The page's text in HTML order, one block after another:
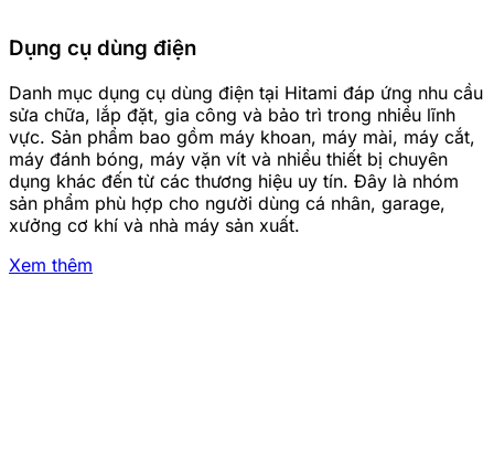
Dụng cụ dùng điện
Danh mục dụng cụ dùng điện tại Hitami đáp ứng nhu cầu
sửa chữa, lắp đặt, gia công và bảo trì trong nhiều lĩnh
vực. Sản phẩm bao gồm máy khoan, máy mài, máy cắt,
máy đánh bóng, máy vặn vít và nhiều thiết bị chuyên
dụng khác đến từ các thương hiệu uy tín. Đây là nhóm
sản phẩm phù hợp cho người dùng cá nhân, garage,
xưởng cơ khí và nhà máy sản xuất.
Xem thêm